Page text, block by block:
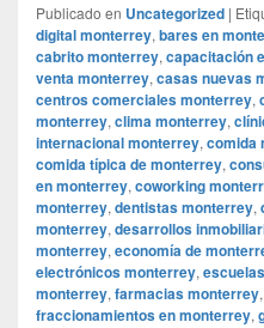
Publicado en Uncategorized |
digital monterrey, bares en
cabrito monterrey, capacitación
venta monterrey, casas nuevas
centros comerciales monterrey,
monterrey, clima monterrey,
internacional monterrey, comida
comida típica de monterrey,
en monterrey, coworking
monterrey, dentistas monterrey,
monterrey, desarrollos
monterrey, economía de
electrónicos monterrey,
monterrey, farmacias monterrey,
fraccionamientos en monterrey,